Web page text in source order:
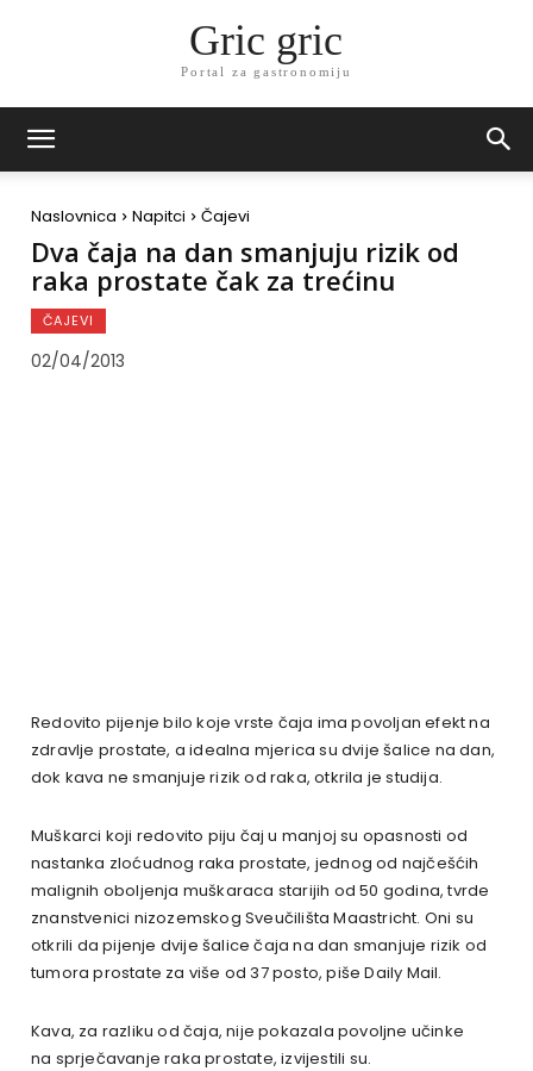
Gric gric
Portal za gastronomiju
Naslovnica Napitci Čajevi
Dva čaja na dan smanjuju rizik od
raka prostate čak za trećinu
ČAJEVI
02/04/2013
Redovito pijenje bilo koje vrste čaja ima povoljan efekt na
zdravlje prostate, a idealna mjerica su dvije šalice na dan,
dok kava ne smanjuje rizik od raka, otkrila je studija.
Muškarci koji redovito piju čaj u manjoj su opasnosti od
nastanka zloćudnog raka prostate, jednog od najčešćih
malignih oboljenja muškaraca starijih od 50 godina, tvrde
znanstvenici nizozemskog Sveučilišta Maastricht. Oni su
otkrili da pijenje dvije šalice čaja na dan smanjuje rizik od
tumora prostate za više od 37 posto, piše Daily Mail.
Kava, za razliku od čaja, nije pokazala povoljne učinke
na sprječavanje raka prostate, izvijestili su.